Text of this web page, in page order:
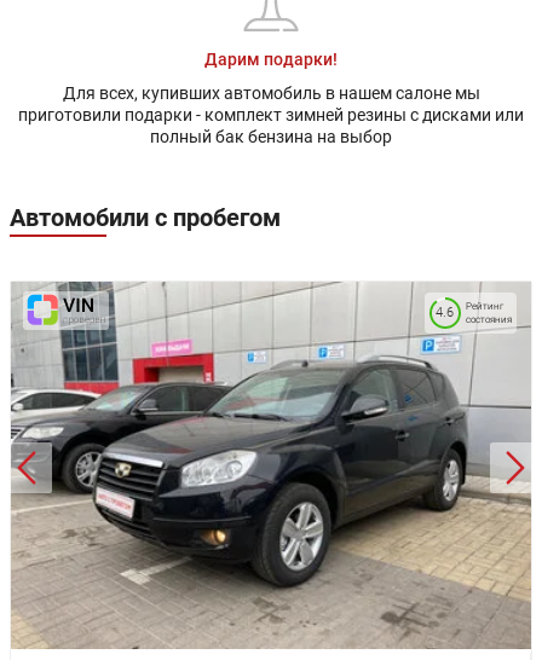
Дарим подарки!
Для всех, купивших автомобиль в нашем салоне мы
приготовили подарки - комплект зимней резины с дисками или
полный бак бензина на выбор
Автомобили с пробегом
Рейтинг
состояния
4.6